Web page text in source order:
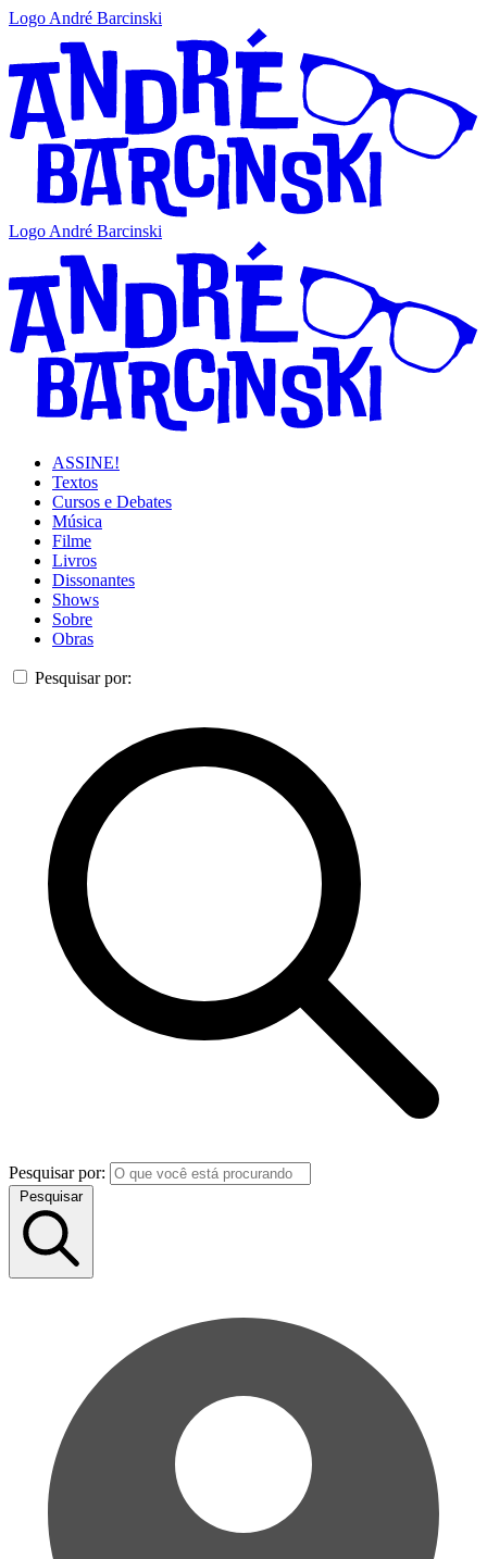
Logo André Barcinski
Logo André Barcinski
ASSINE!
Textos
Cursos e Debates
Música
Filme
Livros
Dissonantes
Shows
Sobre
Obras
Pesquisar por:
Pesquisar por:
Pesquisar